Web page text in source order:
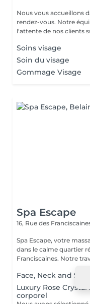
Nous vous accueillons
rendez-vous. Notre
l'attente de nos clients
Soins visage
Soin du visage
Gommage Visage
Spa Escape
16, Rue des
Spa Escape, votre
dans le calme quartier
Franciscaines. Notre
Face, Neck and
Luxury Rose
corporel